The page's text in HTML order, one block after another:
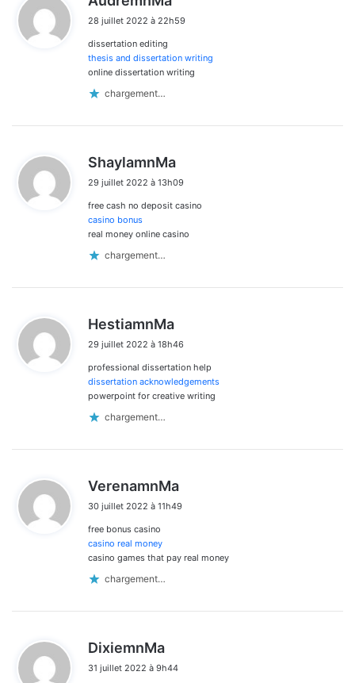
t
:
28 juillet 2022 à 22h59
dissertation editing
thesis and dissertation writing
online dissertation writing
chargement…
ShaylamnMa
t
29 juillet 2022 à 13h09
free cash no deposit casino
casino bonus
real money online casino
chargement…
HestiamnMa
t
:
29 juillet 2022 à 18h46
professional dissertation help
dissertation acknowledgements
powerpoint for creative writing
chargement…
VerenamnMa
t
30 juillet 2022 à 11h49
free bonus casino
casino real money
casino games that pay real money
chargement…
DixiemnMa
t
31 juillet 2022 à 9h44